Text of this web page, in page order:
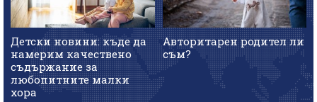
Детски новини: къде да
намерим качествено
съдържание за
любопитните малки
хора
Авторитарен родител ли
съм?